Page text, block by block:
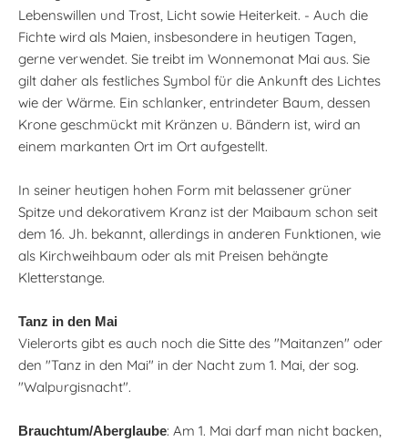
Lebenswillen und Trost, Licht sowie Heiterkeit. - Auch die
Fichte wird als Maien, insbesondere in heutigen Tagen,
gerne verwendet. Sie treibt im Wonnemonat Mai aus. Sie
gilt daher als festliches Symbol für die Ankunft des Lichtes
wie der Wärme. Ein schlanker, entrindeter Baum, dessen
Krone geschmückt mit Kränzen u. Bändern ist, wird an
einem markanten Ort im Ort aufgestellt.
In seiner heutigen hohen Form mit belassener grüner
Spitze und dekorativem Kranz ist der Maibaum schon seit
dem 16. Jh. bekannt, allerdings in anderen Funktionen, wie
als Kirchweihbaum oder als mit Preisen behängte
Kletterstange.
Tanz in den Mai
Vielerorts gibt es auch noch die Sitte des "Maitanzen" oder
den "Tanz in den Mai" in der Nacht zum 1. Mai, der sog.
"Walpurgisnacht".
Brauchtum/Aberglaube: Am 1. Mai darf man nicht backen,